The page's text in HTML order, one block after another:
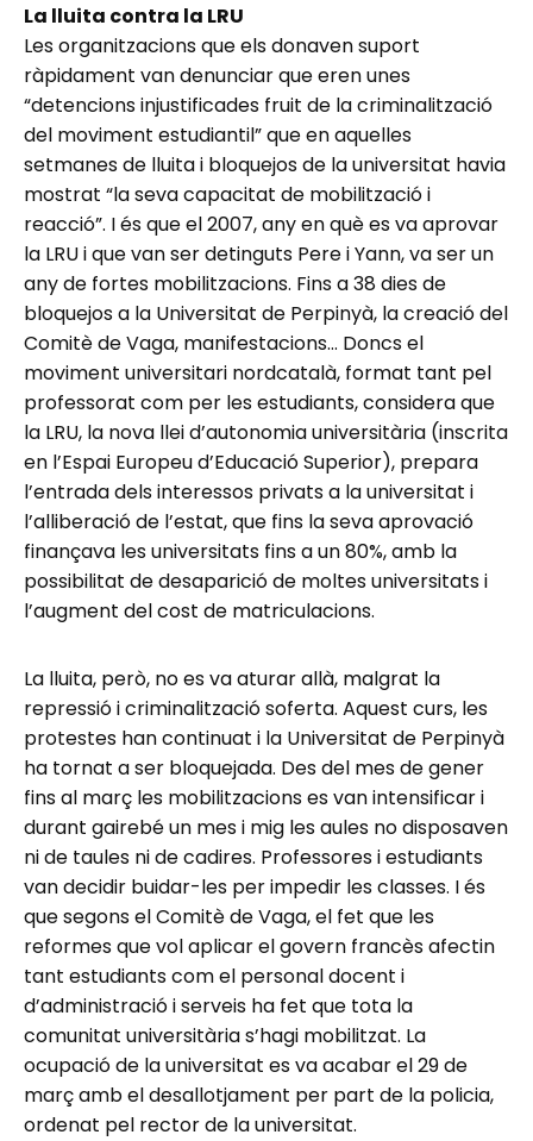
La lluita contra la LRU
Les organitzacions que els donaven suport
ràpidament van denunciar que eren unes
“detencions injustificades fruit de la criminalització
del moviment estudiantil” que en aquelles
setmanes de lluita i bloquejos de la universitat havia
mostrat “la seva capacitat de mobilització i
reacció”. I és que el 2007, any en què es va aprovar
la LRU i que van ser detinguts Pere i Yann, va ser un
any de fortes mobilitzacions. Fins a 38 dies de
bloquejos a la Universitat de Perpinyà, la creació del
Comitè de Vaga, manifestacions… Doncs el
moviment universitari nordcatalà, format tant pel
professorat com per les estudiants, considera que
la LRU, la nova llei d’autonomia universitària (inscrita
en l’Espai Europeu d’Educació Superior), prepara
l’entrada dels interessos privats a la universitat i
l’alliberació de l’estat, que fins la seva aprovació
finançava les universitats fins a un 80%, amb la
possibilitat de desaparició de moltes universitats i
l’augment del cost de matriculacions.
La lluita, però, no es va aturar allà, malgrat la
repressió i criminalització soferta. Aquest curs, les
protestes han continuat i la Universitat de Perpinyà
ha tornat a ser bloquejada. Des del mes de gener
fins al març les mobilitzacions es van intensificar i
durant gairebé un mes i mig les aules no disposaven
ni de taules ni de cadires. Professores i estudiants
van decidir buidar-les per impedir les classes. I és
que segons el Comitè de Vaga, el fet que les
reformes que vol aplicar el govern francès afectin
tant estudiants com el personal docent i
d’administració i serveis ha fet que tota la
comunitat universitària s’hagi mobilitzat. La
ocupació de la universitat es va acabar el 29 de
març amb el desallotjament per part de la policia,
ordenat pel rector de la universitat.